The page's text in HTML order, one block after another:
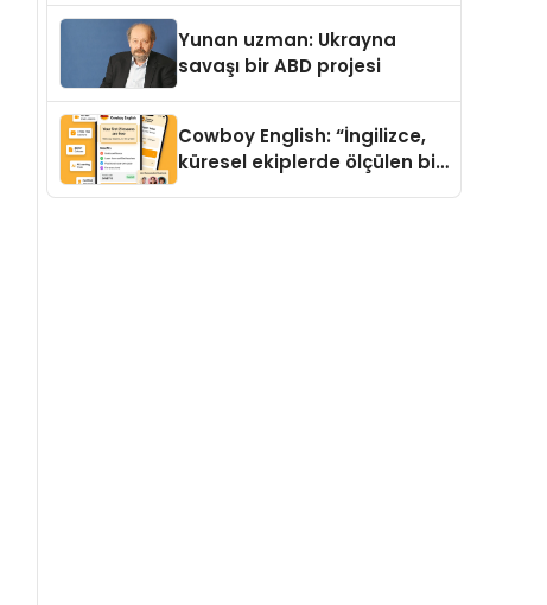
Yunan uzman: Ukrayna
savaşı bir ABD projesi
Cowboy English: “İngilizce,
küresel ekiplerde ölçülen bir